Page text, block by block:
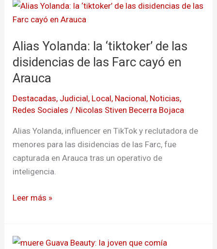
Alias Yolanda: la ‘tiktoker’ de las
disidencias de las Farc cayó en
Arauca
Destacadas, Judicial, Local, Nacional, Noticias,
Redes Sociales / Nicolas Stiven Becerra Bojaca
Alias Yolanda, influencer en TikTok y reclutadora de
menores para las disidencias de las Farc, fue
capturada en Arauca tras un operativo de
inteligencia.
Alias
Yolanda:
‘tiktoker’
de
las
de
las
Farc
cayó
en
Arauca
Leer más »
Muere